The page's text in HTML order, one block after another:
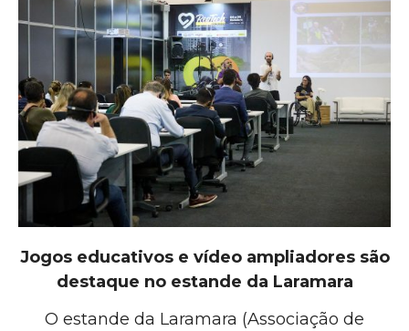
Jogos educativos e vídeo ampliadores são
destaque no estande da Laramara
O estande da Laramara (Associação de